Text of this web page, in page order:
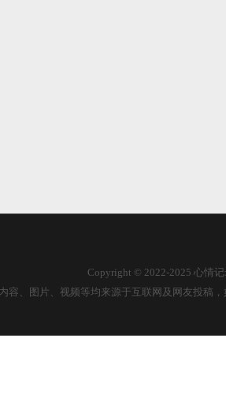
Copyright © 2022-2025 心情
容、图片、视频等均来源于互联网及网友投稿